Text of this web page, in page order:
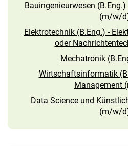
Bauingenieurwesen
(m/w/
Elektrotechnik (B.Eng.) -
oder
Mechatronik
Wirtschaftsinformatik
Management
Data Science und
(m/w/